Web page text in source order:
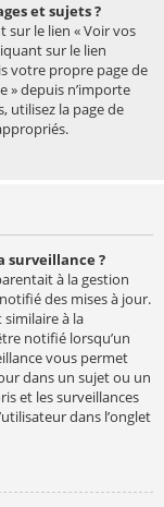
et sujets ?
sur le lien « Voir vos
sur le lien
votre propre page de
» depuis n’importe
utilisez la page de
surveillance ?
à la gestion
des mises à jour.
similaire à la
notifié lorsqu’un
vous permet
dans un sujet ou un
et les surveillances
dans l’onglet